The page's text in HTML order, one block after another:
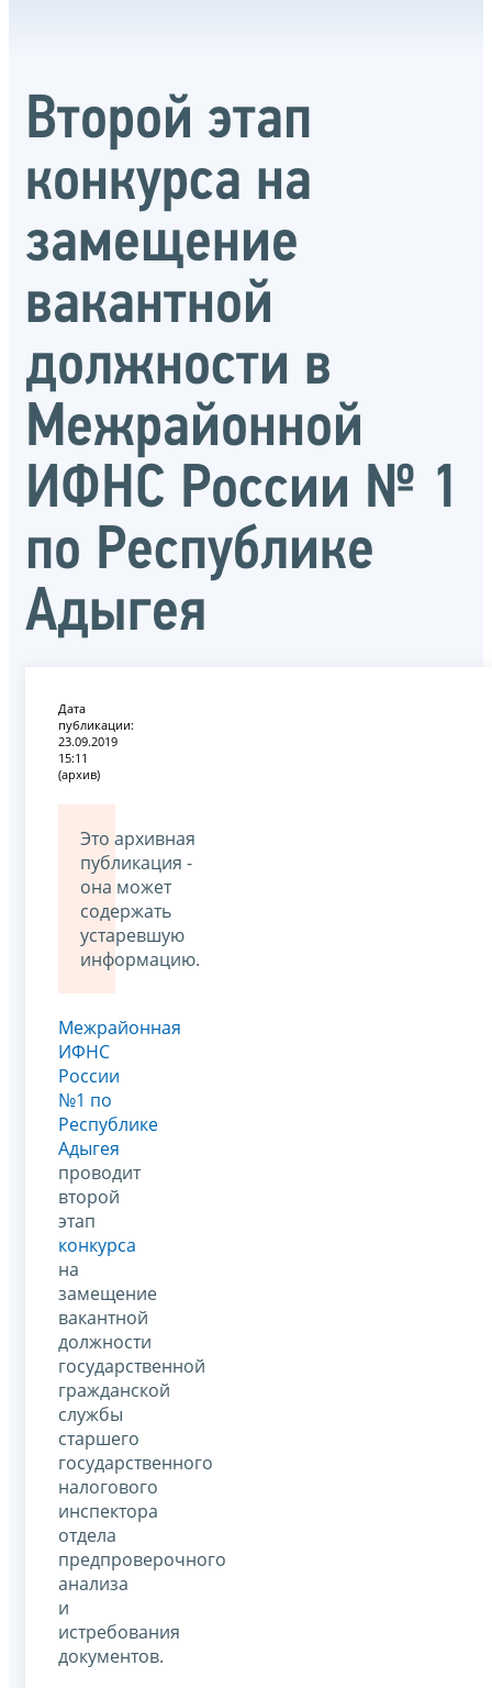
Второй этап
конкурса на
замещение
вакантной
должности в
Межрайонной
ИФНС России № 1
по Республике
Адыгея
Дата
публикации:
23.09.2019
15:11
(архив)
Это архивная
публикация -
она может
содержать
устаревшую
информацию.
Межрайонная
ИФНС
России
№1 по
Республике
Адыгея
проводит
второй
этап
конкурса
на
замещение
вакантной
должности
государственной
гражданской
службы
старшего
государственного
налогового
инспектора
отдела
предпроверочного
анализа
и
истребования
документов.